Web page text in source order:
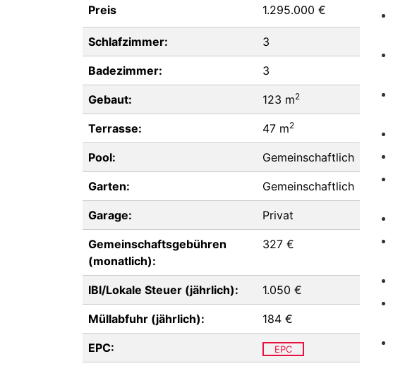
Preis 1.295.000 €
Schlafzimmer: 3
Badezimmer: 3
Gebaut: 123 m2
Terrasse: 47 m2
Pool: Gemeinschaftlich
Garten: Gemeinschaftlich
Garage: Privat
Gemeinschaftsgebühren
(monatlich):
327 €
IBI/Lokale Steuer (jährlich): 1.050 €
Müllabfuhr (jährlich): 184 €
EPC: EPC